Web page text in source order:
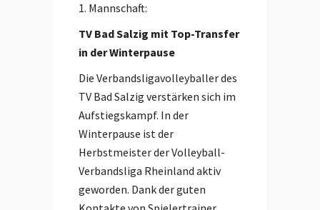
1. Mannschaft:
TV Bad Salzig mit Top-Transfer
in der Winterpause
Die Verbandsligavolleyballer des
TV Bad Salzig verstärken sich im
Aufstiegskampf. In der
Winterpause ist der
Herbstmeister der Volleyball-
Verbandsliga Rheinland aktiv
geworden. Dank der guten